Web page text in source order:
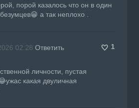
порой казалось что он в один
а так неплохо .
02:28 Ответить
1
личности, пустая
какая двуличная